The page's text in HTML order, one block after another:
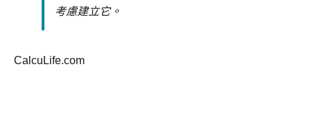
考慮建立它。
CalcuLife.com